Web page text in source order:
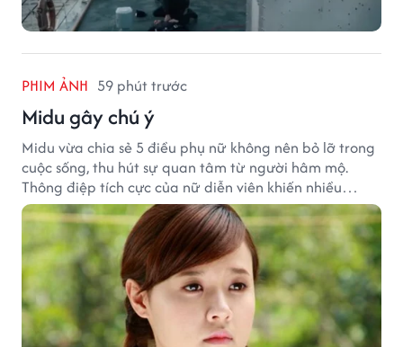
PHIM ẢNH 59 phút trước
Midu gây chú ý
Midu vừa chia sẻ 5 điều phụ nữ không nên bỏ lỡ trong
cuộc sống, thu hút sự quan tâm từ người hâm mộ.
Thông điệp tích cực của nữ diễn viên khiến nhiều
người đồng cảm khi nhìn lại hành trình sự nghiệp và
hạnh phúc hiện tại của cô.